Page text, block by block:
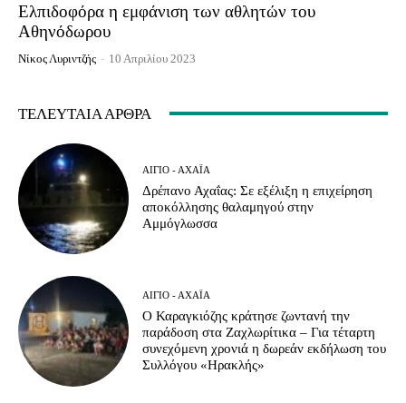
Eλπιδοφόρα η εμφάνιση των αθλητών του
Αθηνόδωρου
Νίκος Λυριντζής - 10 Απριλίου 2023
ΤΕΛΕΥΤΑΊΑ ΆΡΘΡΑ
ΑΊΓΙΟ - ΑΧΑΪ́Α
Δρέπανο Αχαΐας: Σε εξέλιξη η επιχείρηση
αποκόλλησης θαλαμηγού στην
Αμμόγλωσσα
ΑΊΓΙΟ - ΑΧΑΪ́Α
Ο Καραγκιόζης κράτησε ζωντανή την
παράδοση στα Ζαχλωρίτικα – Για τέταρτη
συνεχόμενη χρονιά η δωρεάν εκδήλωση του
Συλλόγου «Ηρακλής»